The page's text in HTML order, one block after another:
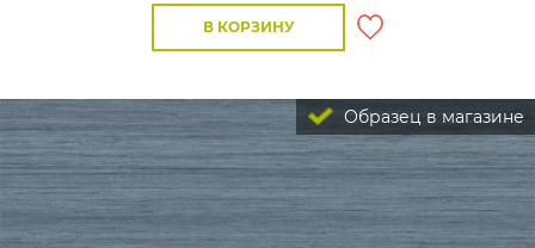
В КОРЗИНУ
Образец в магазине